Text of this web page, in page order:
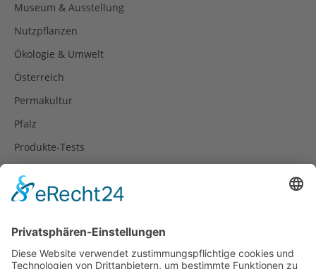
Museum & Ausstellung
Nutzpflanzen
Ökologie & Umwelt
Österreich
Permakultur
Pfalz
Produkte-Tests
Rezepte
Spanien
Südtirol